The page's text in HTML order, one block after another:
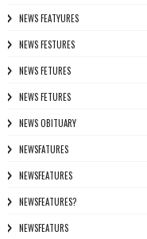
NEWS FEATYURES
NEWS FESTURES
NEWS FETURES
NEWS FETURES
NEWS OBITUARY
NEWSFATURES
NEWSFEATURES
NEWSFEATURES?
NEWSFEATURS